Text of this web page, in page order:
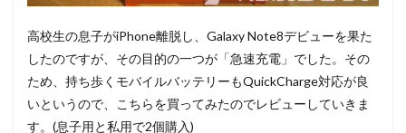
高校生の息子がiPhone離脱し、Galaxy Note8デビューを果た
したのですが、その目的の一つが「急速充電」でした。その
ため、持ち歩くモバイルバッテリーもQuickCharge対応が良
いというので、こちらを買ってみたのでレビューしていきま
す。(息子用と私用で2個購入)